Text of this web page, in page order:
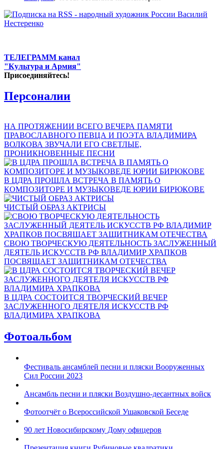
ТЕЛЕГРАММ канал
"Культура и Армия"
Присоединяйтесь!
Персоналии
НА ПРОТЯЖЕНИИ ВСЕГО ВЕЧЕРА ПАМЯТИ
ПРАВОСЛАВНОГО ПЕВЦА И ПОЭТА ВЛАДИМИРА
ВОЛКОВА ЗВУЧАЛИ ЕГО СВЕТЛЫЕ,
ПРОНИКНОВЕННЫЕ ПЕСНИ
В ЦДРА ПРОШЛА ВСТРЕЧА В ПАМЯТЬ О
КОМПОЗИТОРЕ И МУЗЫКОВЕДЕ ЮРИИ БИРЮКОВЕ
ЧИСТЫЙ ОБРАЗ АКТРИСЫ
СВОЮ ТВОРЧЕСКУЮ ДЕЯТЕЛЬНОСТЬ ЗАСЛУЖЕННЫЙ
ДЕЯТЕЛЬ ИСКУССТВ РФ ВЛАДИМИР ХРАПКОВ
ПОСВЯЩАЕТ ЗАЩИТНИКАМ ОТЕЧЕСТВА
В ЦДРА СОСТОИТСЯ ТВОРЧЕСКИЙ ВЕЧЕР
ЗАСЛУЖЕННОГО ДЕЯТЕЛЯ ИСКУССТВ РФ
ВЛАДИМИРА ХРАПКОВА
Фотоальбом
Фестиваль ансамблей песни и пляски Вооруженных
Сил России 2023
Ансамбль песни и пляски Воздушно-десантных войск
Фотоотчёт о Всероссийской Ушаковской Беседе
90 лет Новосибирскому Дому офицеров